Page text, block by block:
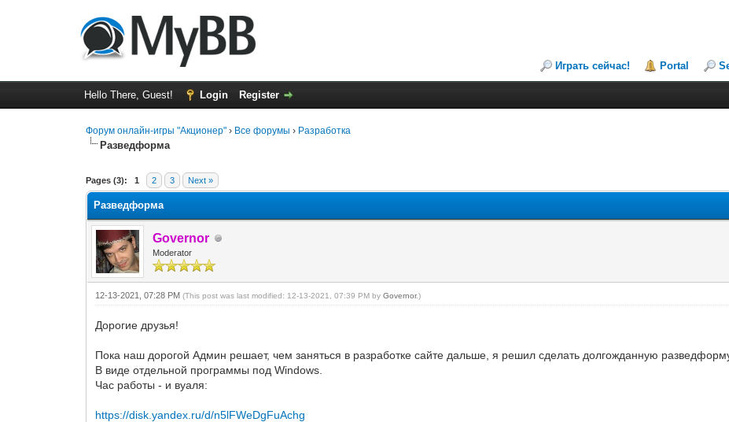
Играть сейчас! Portal
Hello There, Guest! Login Register
Форум онлайн-игры "Акционер" › Все форумы › Разработка
Разведформа
Pages (3): 1 2 3 Next »
0 Vote(s) - 0 Average
1
2
3
4
5
Разведформа
Governor
Moderator
12-13-2021, 07:28 PM(This post was last modified: 12-13-2021, 07:39 PM byGovernor.)
Дорогие друзья!
Пока наш дорогой Админ решает, чем заняться в разработке сайте дальше, я решил сделать долгожданную
В виде отдельной программы под Windows.
Час работы - и вуаля:
https://disk.yandex.ru/d/n5lFWeDgFuAchg